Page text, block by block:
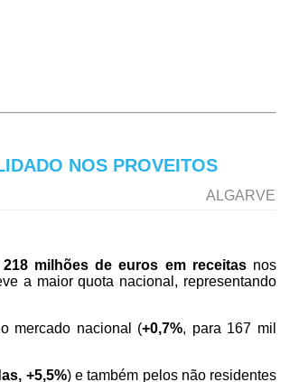
NOS PROVEITOS
ALGARVE
218 milhões de euros em receitasnos
a maior quota nacional, representando
mercado nacional (+0,7%, para 167 mil
+5,5%) e também pelos não residentes